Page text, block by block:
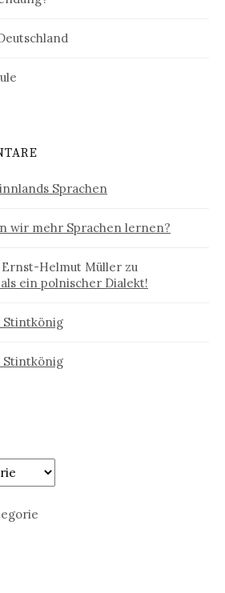
Sprachen
wir mehr Sprachen lernen?
Ernst-Helmut Müller zu
ein polnischer Dialekt!
Stintkönig
Stintkönig